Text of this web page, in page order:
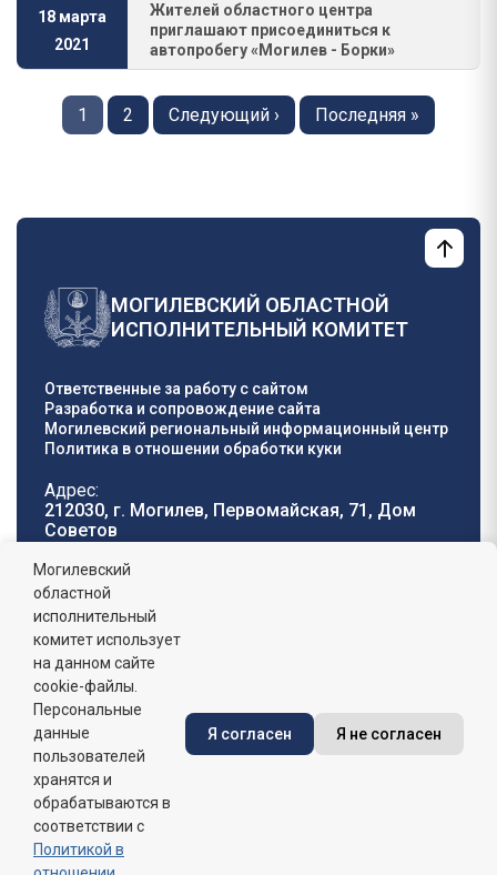
18 марта
2021
Жителей областного центра
приглашают присоединиться к
автопробегу «Могилев - Борки»
страниц
Страница
1 Страница
2
Следующая
Следующий ›
Последняя
Последняя »
МОГИЛЕВСКИЙ ОБЛАСТНОЙ
ИСПОЛНИТЕЛЬНЫЙ КОМИТЕТ
Ответственные за работу с сайтом
Разработка и сопровождение сайта
Могилевский региональный информационный центр
Политика в отношении обработки куки
Адрес:
212030, г. Могилев, Первомайская, 71, Дом
Cоветов
Телефон горячей
линии:
8 (0222) 71-32-55
График работы:
пн-пт: 8.00 - 17.00, сб-вс: выходной,
обеденный перерыв: 13:00 - 14:00
Сайт зарегистрирован в Государственном регистре
информационных ресурсов Республики Беларусь. №
Могилевский
областной
исполнительный
комитет использует
на данном сайте
cookie-файлы.
Персональные
данные
пользователей
хранятся и
обрабатываются в
соответствии с
Политикой в
Я согласен Я не согласен